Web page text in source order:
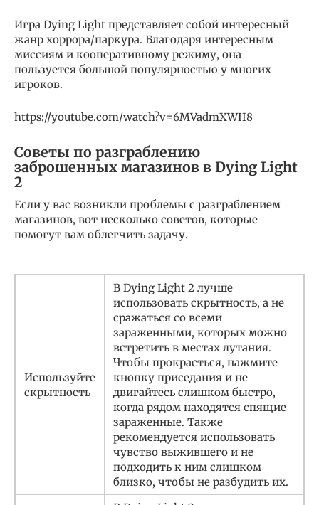
Игра Dying Light представляет собой интересный
жанр хоррора/паркура. Благодаря интересным
миссиям и кооперативному режиму, она
пользуется большой популярностью у многих
игроков.
https://youtube.com/watch?v=6MVadmXWII8
Советы по разграблению
заброшенных магазинов в Dying Light
2
Если у вас возникли проблемы с разграблением
магазинов, вот несколько советов, которые
помогут вам облегчить задачу.
Используйте
скрытность
В Dying Light 2 лучше
использовать скрытность, а не
сражаться со всеми
зараженными, которых можно
встретить в местах лутания.
Чтобы прокрасться, нажмите
кнопку приседания и не
двигайтесь слишком быстро,
когда рядом находятся спящие
зараженные. Также
рекомендуется использовать
чувство выжившего и не
подходить к ним слишком
близко, чтобы не разбудить их.